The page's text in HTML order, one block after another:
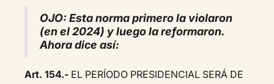
OJO: Esta norma primero la violaron
(en el 2024) y luego la reformaron.
Ahora dice así:
Art. 154.- EL PERÍODO PRESIDENCIAL SERÁ DE